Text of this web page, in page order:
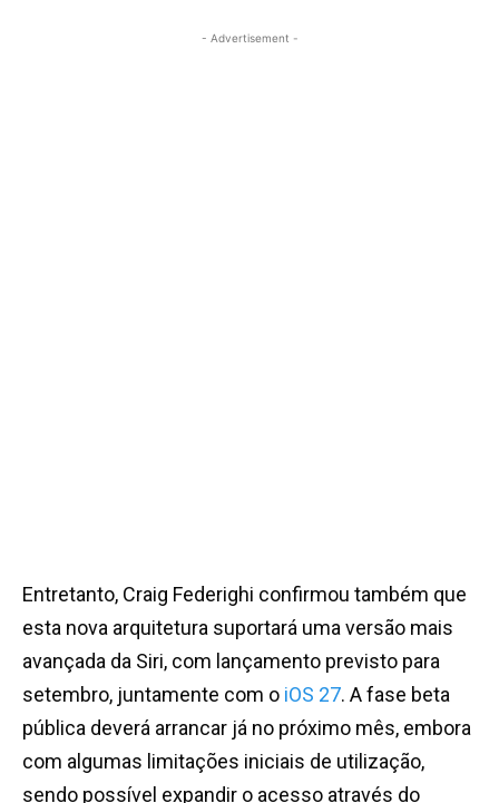
- Advertisement -
Entretanto, Craig Federighi confirmou também que
esta nova arquitetura suportará uma versão mais
avançada da Siri, com lançamento previsto para
setembro, juntamente com o iOS 27. A fase beta
pública deverá arrancar já no próximo mês, embora
com algumas limitações iniciais de utilização,
sendo possível expandir o acesso através do